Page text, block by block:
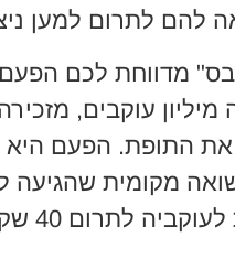
להם לתרום למען
מדווחת לכם הפעם
עוקבים,
התופת. הפעם היא
מקומית שהגיעה
כמו